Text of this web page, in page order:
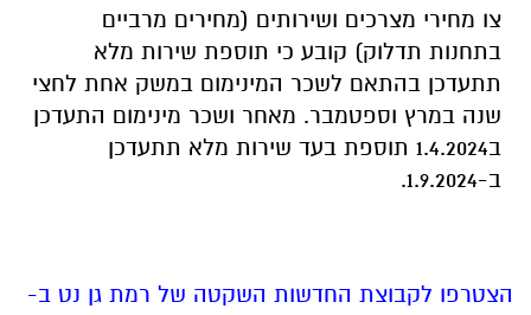
WhatsApp כל החדשות לחצו כאן
אולי יעניין אותך גם